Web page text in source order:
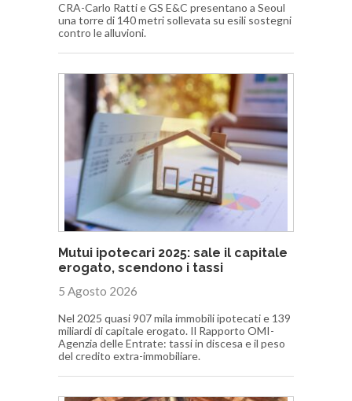
CRA-Carlo Ratti e GS E&C presentano a Seoul
una torre di 140 metri sollevata su esili sostegni
contro le alluvioni.
Mutui ipotecari 2025: sale il capitale
erogato, scendono i tassi
5 Agosto 2026
Nel 2025 quasi 907 mila immobili ipotecati e 139
miliardi di capitale erogato. Il Rapporto OMI-
Agenzia delle Entrate: tassi in discesa e il peso
del credito extra-immobiliare.